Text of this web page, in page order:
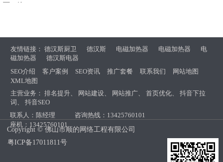
友情链接：德汉斯厨卫 德汉斯 电磁加热器 电磁加热器
电
磁加热器
德汉斯电器
SEO介绍
客户案例 SEO资讯 推广套餐 联系我们
网站地图
XML地图
主营业务：排名提升、 网站建设、 网站推广、首页优化、抖音下拉
词 、抖音SEO
联系人：陈经理
咨询热线：13425760101
座机：13425760101
Copyright © 佛山市顺的网络工程有限公司
粤ICP备17011811号